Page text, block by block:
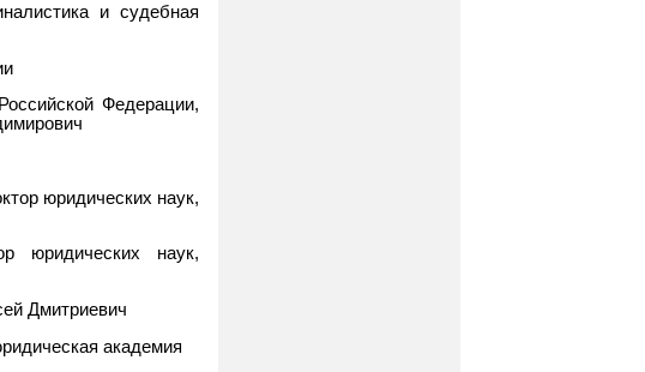
и судебная
Федерации,
юридических наук,
юридических наук,
Дмитриевич
академия